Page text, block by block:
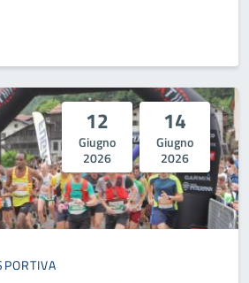
"SCIVOLARE TRA LE IMMAGINI: SCI
12
Giugno
2026
14
Giugno
2026